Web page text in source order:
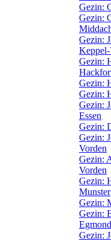
Gezin:
Gezin:
Gezin:
Gezin:
Gezin:
Gezin:
Gezin:
Essen
Gezin:
Gezin:
Vorden
Gezin:
Vorden
Gezin:
Munster
Gezin:
Gezin:
Egmond
Gezin: